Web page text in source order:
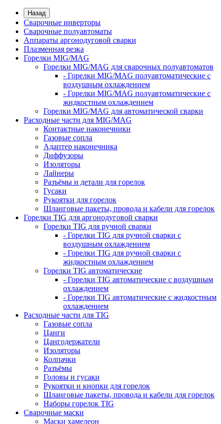
Назад
Сварочные инверторы
Сварочные полуавтоматы
Аппараты аргонодуговой сварки
Плазменная резка
Горелки MIG/MAG
Горелки MIG/MAG для сварочных полуавтоматов
- Горелки MIG/MAG полуавтоматические с
воздушным охлаждением
- Горелки MIG/MAG полуавтоматические с
жидкостным охлаждением
Горелки MIG/MAG для автоматической сварки
Расходные части для MIG/MAG
Контактные наконечники
Газовые сопла
Адаптер наконечника
Диффузоры
Изоляторы
Лайнеры
Разъёмы и детали для горелок
Гусаки
Рукоятки для горелок
Шланговые пакеты, провода и кабели для горелок
Горелки TIG для аргонодуговой сварки
Горелки TIG для ручной сварки
- Горелки TIG для ручной сварки с
воздушным охлаждением
- Горелки TIG для ручной сварки с
жидкостным охлаждением
Горелки TIG автоматические
- Горелки TIG автоматические с воздушным
охлаждением
- Горелки TIG автоматические с жидкостным
охлаждением
Расходные части для TIG
Газовые сопла
Цанги
Цангодержатели
Изоляторы
Колпачки
Разъёмы
Головы и гусаки
Рукоятки и кнопки для горелок
Шланговые пакеты, провода и кабели для горелок
Наборы горелок TIG
Сварочные маски
Маски хамелеон